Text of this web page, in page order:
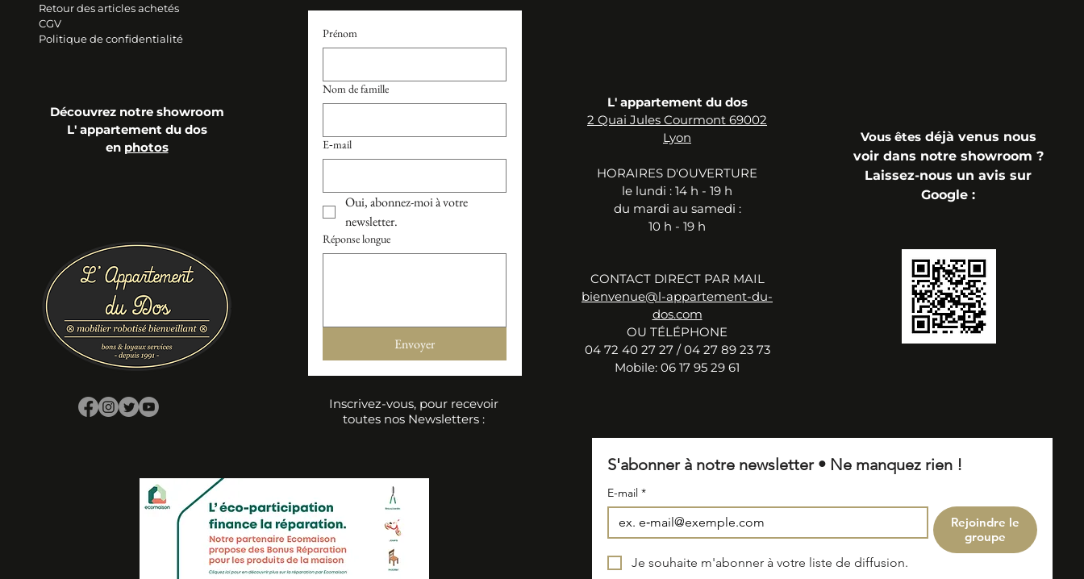
Retour des articles achetés
CGV
Politique de confidentialité
Découvrez notre showroom
L' appartement du dos
en photos
Prénom
Nom de famille
E‑mail
Oui, abonnez-moi à votre
newsletter.
Réponse longue
Envoyer
Inscrivez-vous, pour recevoir
toutes nos Newsletters :
L' appartement du dos
2 Quai Jules Courmont 69002
Lyon
HORAIRES D'OUVERTURE
le ​lundi : 14 h - 19 h
du mardi au samedi :
10 h - 19 h
CONTACT DIRECT PAR MAIL
bienvenue@l-appartement-du-
dos.com
OU TÉLÉPHONE
04 72 40 27 27 / 04 27 89 23 73
Mobile: 06 17 95 29 61
Vous êtes déjà venus nous
voir dans notre showroom ?
Laissez-nous un avis sur
Google :
S'abonner à notre newsletter • Ne manquez rien !
E-mail *
Rejoindre le
groupe
Je souhaite m'abonner à votre liste de diffusion.